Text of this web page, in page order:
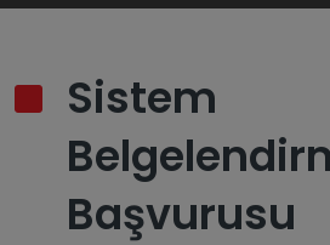
Sistem
Başvurusu